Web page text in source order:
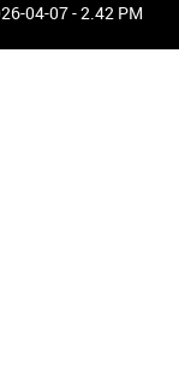
04-07 - 2.42 PM